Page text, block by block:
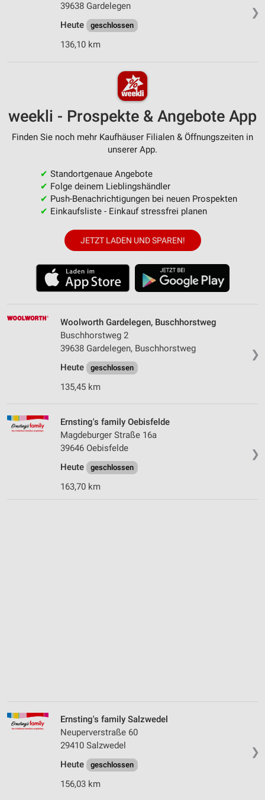
❯
39638 Gardelegen
Heute
geschlossen
136,10 km
weekli - Prospekte & Angebote App
Finden Sie noch mehr Kaufhäuser Filialen & Öffnungszeiten in
unserer App.
✔ Standortgenaue Angebote
✔ Folge deinem Lieblingshändler
✔ Push-Benachrichtigungen bei neuen Prospekten
✔ Einkaufsliste - Einkauf stressfrei planen
JETZT LADEN UND SPAREN!
❯
Woolworth Gardelegen, Buschhorstweg
Buschhorstweg 2
39638 Gardelegen, Buschhorstweg
Heute
geschlossen
135,45 km
❯
Ernsting's family Oebisfelde
Magdeburger Straße 16a
39646 Oebisfelde
Heute
geschlossen
163,70 km
❯
Ernsting's family Salzwedel
Neuperverstraße 60
29410 Salzwedel
Heute
geschlossen
156,03 km